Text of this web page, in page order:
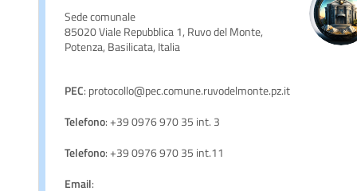
Sede comunale
85020 Viale Repubblica 1, Ruvo del Monte,
Potenza, Basilicata, Italia
PEC: protocollo@pec.comune.ruvodelmonte.pz.it
Telefono: +39 0976 970 35 int. 3
Telefono: +39 0976 970 35 int.11
Email: